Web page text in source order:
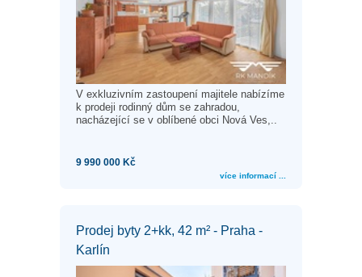
V exkluzivním zastoupení majitele nabízíme
k prodeji rodinný dům se zahradou,
nacházející se v oblíbené obci Nová Ves,..
9 990 000 Kč
více informací ...
Prodej byty 2+kk, 42 m² - Praha -
Karlín